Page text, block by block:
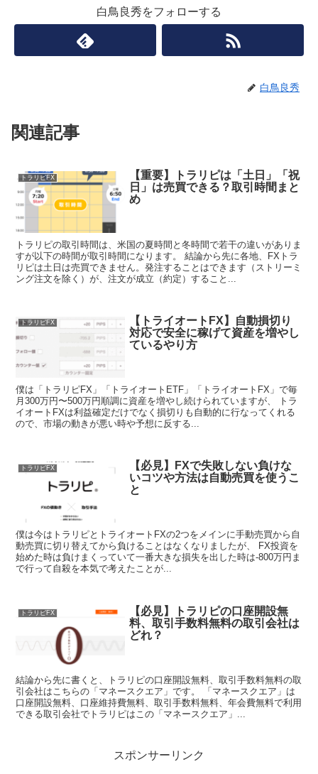
白鳥良秀をフォローする
白鳥良秀
関連記事
トラリピFX
【重要】トラリピは「土日」「祝
日」は売買できる？取引時間まと
め
トラリピの取引時間は、米国の夏時間と冬時間で若干の違いがありま
すが以下の時間が取引時間になります。 結論から先に各地、FXトラ
リピは土日は売買できません。発注することはできます（ストリーミ
ング注文を除く）が、注文が成立（約定）すること...
トラリピFX
【トライオートFX】自動損切り
対応で安全に稼げて資産を増やし
ているやり方
僕は「トラリピFX」「トライオートETF」「トライオートFX」で毎
月300万円〜500万円順調に資産を増やし続けられていますが、 トラ
イオートFXは利益確定だけでなく損切りも自動的に行なってくれる
ので、市場の動きが悪い時や予想に反する...
トラリピFX
【必見】FXで失敗しない負けな
いコツや方法は自動売買を使うこ
と
僕は今はトラリピとトライオートFXの2つをメインに手動売買から自
動売買に切り替えてから負けることはなくなりましたが、 FX投資を
始めた時は負けまくっていて一番大きな損失を出した時は-800万円ま
で行って自殺を本気で考えたことが...
トラリピFX
【必見】トラリピの口座開設無
料、取引手数料無料の取引会社は
どれ？
結論から先に書くと、トラリピの口座開設無料、取引手数料無料の取
引会社はこちらの「マネースクエア」です。 「マネースクエア」は
口座開設無料、口座維持費無料、取引手数料無料、年会費無料で利用
できる取引会社でトラリピはこの「マネースクエア」...
スポンサーリンク